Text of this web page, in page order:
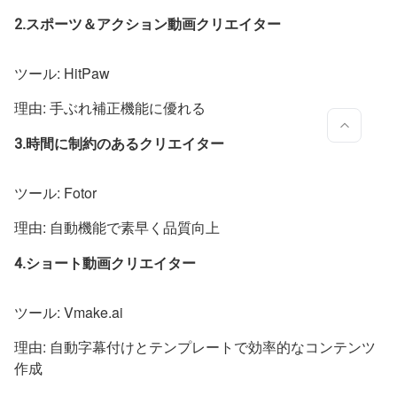
2.スポーツ＆アクション動画クリエイター
ツール: HitPaw
理由: 手ぶれ補正機能に優れる
3.時間に制約のあるクリエイター
ツール: Fotor
理由: 自動機能で素早く品質向上
4.ショート動画クリエイター
ツール: Vmake.ai
理由: 自動字幕付けとテンプレートで効率的なコンテンツ
作成